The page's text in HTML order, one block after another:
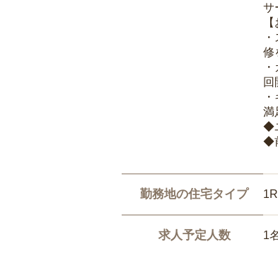
サ
修
回
満
◆
◆
勤務地の住宅タイプ
求人予定人数 1